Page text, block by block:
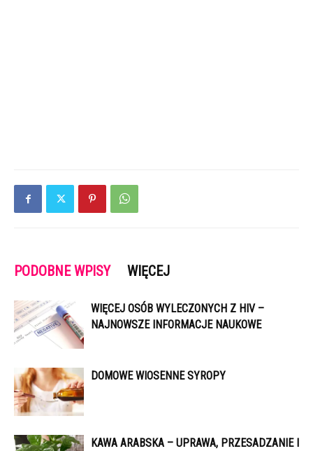
PODOBNE WPISY WIĘCEJ
WIĘCEJ OSÓB WYLECZONYCH Z HIV –
NAJNOWSZE INFORMACJE NAUKOWE
DOMOWE WIOSENNE SYROPY
KAWA ARABSKA – UPRAWA, PRZESADZANIE I